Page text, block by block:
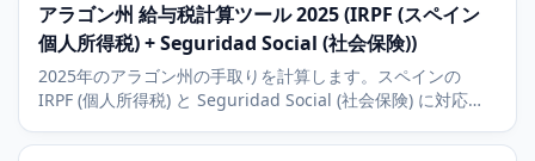
アラゴン州 給与税計算ツール 2025 (IRPF (スペイン
個人所得税) + Seguridad Social (社会保険))
2025年のアラゴン州の手取りを計算します。スペインの
IRPF (個人所得税) と Seguridad Social (社会保険) に対応。
ムの経済状況も解説。